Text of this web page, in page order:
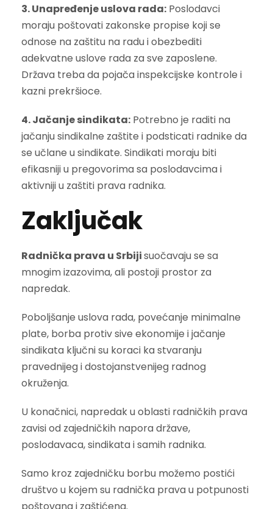
3. Unapređenje uslova rada: Poslodavci
moraju poštovati zakonske propise koji se
odnose na zaštitu na radu i obezbediti
adekvatne uslove rada za sve zaposlene.
Država treba da pojača inspekcijske kontrole i
kazni prekršioce.
4. Jačanje sindikata: Potrebno je raditi na
jačanju sindikalne zaštite i podsticati radnike da
se učlane u sindikate. Sindikati moraju biti
efikasniji u pregovorima sa poslodavcima i
aktivniji u zaštiti prava radnika.
Zaključak
Radnička prava u Srbijisuočavaju se sa
mnogim izazovima, ali postoji prostor za
napredak.
Poboljšanje uslova rada, povećanje minimalne
plate, borba protiv sive ekonomije i jačanje
sindikata ključni su koraci ka stvaranju
pravednijeg i dostojanstvenijeg radnog
okruženja.
U konačnici, napredak u oblasti radničkih prava
zavisi od zajedničkih napora države,
poslodavaca, sindikata i samih radnika.
Samo kroz zajedničku borbu možemo postići
društvo u kojem su radnička prava u potpunosti